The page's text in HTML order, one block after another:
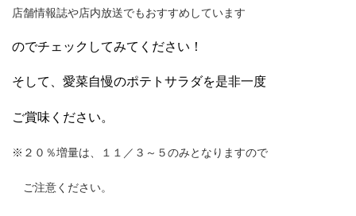
店舗情報誌や店内放送でもおすすめしています
のでチェックしてみてください！
そして、愛菜自慢のポテトサラダを是非一度
ご賞味ください。
※２０％増量は、１１／３～５のみとなりますので
ご注意ください。